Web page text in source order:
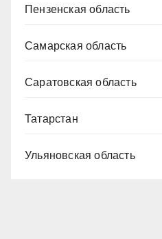
Пензенская область
Самарская область
Саратовская область
Татарстан
Ульяновская область